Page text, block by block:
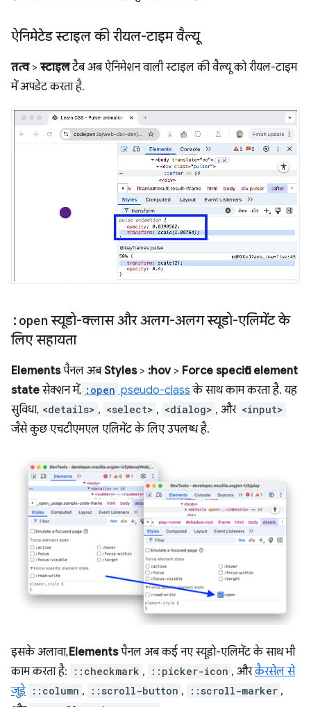
ऐनिमेटेड स्टाइल की रीयल-टाइम वैल्यू
तत्व>स्टाइलटैब अब ऐनिमेशन वाली स्टाइल की वैल्यू को रीयल-टाइम
में अपडेट करता है.
:open स्यूडो-क्लास और अलग-अलग स्यूडो-एलिमेंट के
लिए सहायता
Elementsपैनल अबStyles> :hov> Force specific element
stateसेक्शन में, :open pseudo-class के साथ काम करता है. यह
सुविधा, <details> , <select> , <dialog> , और <input>
जैसे कुछ एचटीएमएल एलिमेंट के लिए उपलब्ध है.
इसके अलावा,Elementsपैनल अब कई नए स्यूडो-एलिमेंट के साथ भी
काम करता है:
::checkmark , ::picker-icon , औरकैरसेल से
जुड़े ::column , ::scroll-button , ::scroll-marker ,